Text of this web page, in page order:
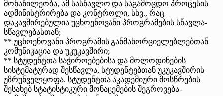
მონაწილეობა, ამ სასწავლო და საგამოცდო პროცესის
ადმინისტრირება და კონტროლი, სხვ., რაც
დაკავშირებულია უცხოენოვანი პროგრამების სწავლა-
სწავლებასთან;
** უცხოენოვანი პროგრამის განმახორციელებლებთან
კომუნიკაცია და უკუკავშირი;
** სტუდენტთა საჭიროებებისა და მოლოდინების
სისტემატურად შესწავლა, სტუდენტებთან უკუკავშირის
უზრუნველყოფა. სტუდენტთა აკადემიური მოსწრების
შესახებ სტატისტიკური მონაცემების შეგროვება-